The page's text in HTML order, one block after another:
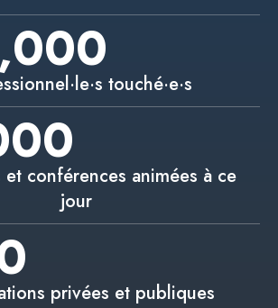
touché·e·s
conférences animées à ce
jour
privées et publiques